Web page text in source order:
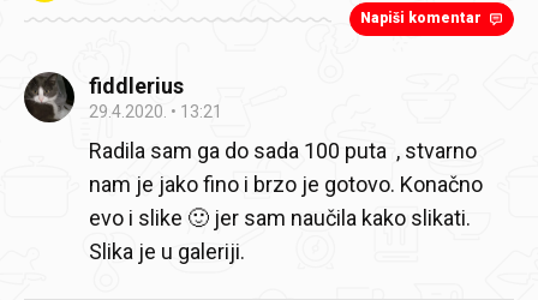
Napiši komentar
fiddlerius
29.4.2020. 13:21
Radila sam ga do sada 100 puta , stvarno
nam je jako fino i brzo je gotovo. Konačno
evo i slike 🙂 jer sam naučila kako slikati.
Slika je u galeriji.